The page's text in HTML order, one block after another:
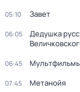
05:10 Завет
06:05
Дедушкa
06:45
07:45 Метанойя